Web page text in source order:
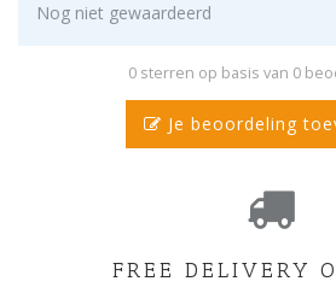
Nog niet gewaardeerd
0 sterren op basis van 0
Je beoordeling
FREE DELIVERY